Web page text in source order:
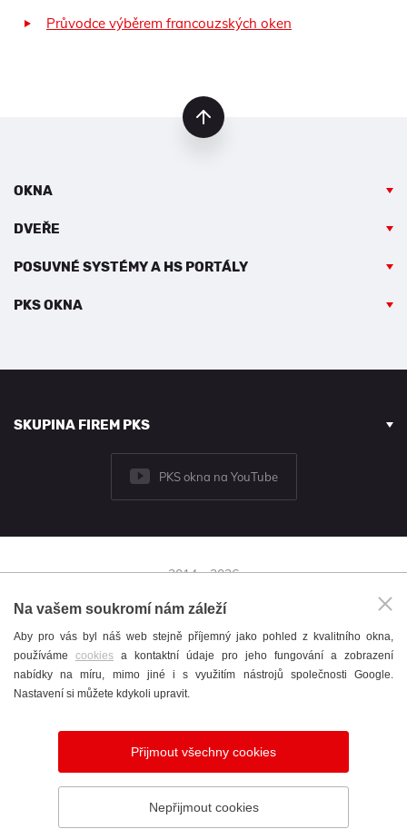
Průvodce výběrem francouzských oken
OKNA
DVEŘE
POSUVNÉ SYSTÉMY A HS PORTÁLY
PKS OKNA
SKUPINA FIREM PKS
PKS okna na YouTube
2014 - 2026
Brněnská 126/38,
591 01 Žďár nad Sázavou
+420 566 697 301
okna@pks.cz
Vytvořil webProgress
Na vašem soukromí nám záleží
Aby pro vás byl náš web stejně příjemný jako pohled z kvalitního okna,
používáme cookies a kontaktní údaje pro jeho fungování a zobrazení
nabídky na míru, mimo jiné i s využitím nástrojů společnosti Google.
Nastavení si můžete kdykoli upravit.
Přijmout všechny cookies
Nepřijmout cookies